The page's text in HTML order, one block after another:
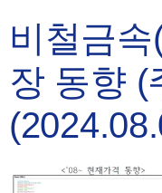
비철금
장 동향 (